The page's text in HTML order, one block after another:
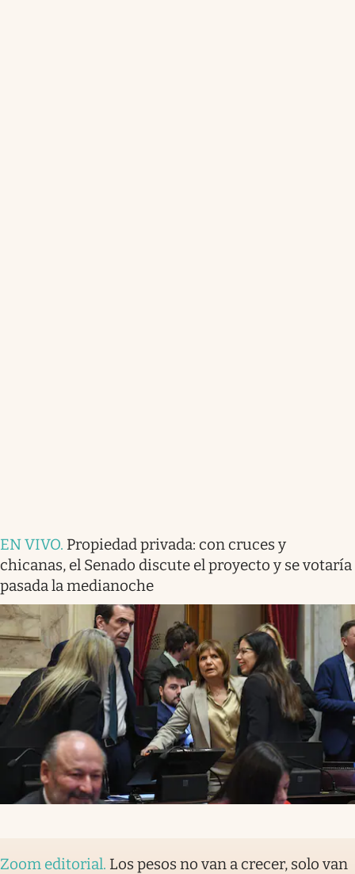
EN VIVO. Propiedad privada: con cruces y
chicanas, el Senado discute el proyecto y se votaría
pasada la medianoche
Zoom editorial. Los pesos no van a crecer, solo van